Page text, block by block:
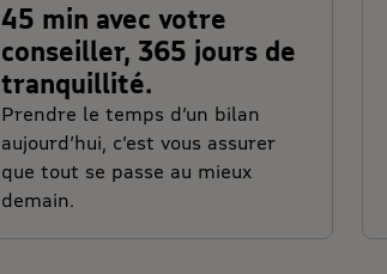
45 min avec votre
conseiller, 365 jours de
tranquillité.
Prendre le temps d’un bilan
aujourd’hui, c’est vous assurer
que tout se passe au mieux
demain.